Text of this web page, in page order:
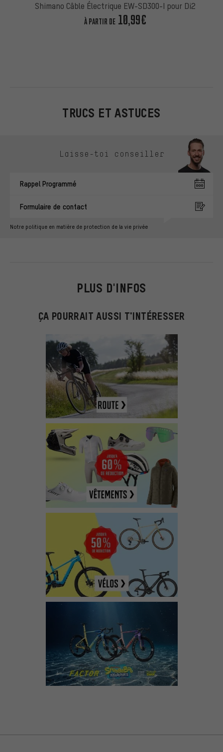
Shimano Câble Électrique EW-SD300-I pour Di2
À PARTIR DE10,99€
TRUCS ET ASTUCES
Laisse-toi conseiller
Rappel Programmé
Formulaire de contact
Notre politique en matière de protection de la vie privée
PLUS D'INFOS
ÇA POURRAIT AUSSI T'INTÉRESSER